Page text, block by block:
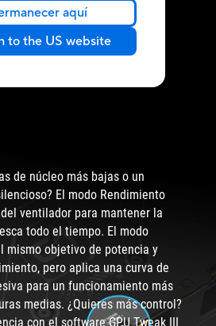
aquí
to the US website
de núcleo más bajas o un
El modo Rendimiento
ventilador para mantener la
todo el tiempo. El modo
mismo objetivo de potencia y
pero aplica una curva de
para un funcionamiento más
medias. ¿Quieres más control?
con el software GPU Tweak III